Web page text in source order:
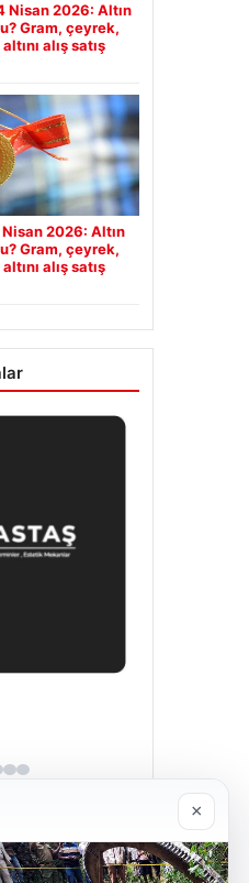
Nisan 2026: Altın
Gram, çeyrek,
alış satış
2026: Altın
Gram, çeyrek,
alış satış
×